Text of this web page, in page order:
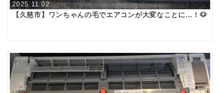
2025.11.02
【久慈市】ワンちゃんの毛でエアコンが大変なことに...！🐶